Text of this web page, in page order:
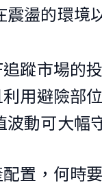
盪的環境
蹤市場的
用避險部
動可大幅
置，何時